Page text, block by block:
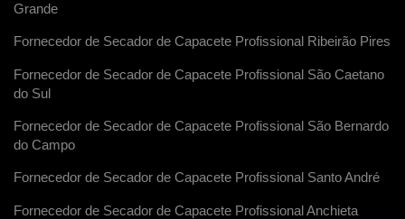
Grande
Fornecedor de Secador de Capacete Profissional Ribeirão Pires
Fornecedor de Secador de Capacete Profissional São Caetano
do Sul
Fornecedor de Secador de Capacete Profissional São Bernardo
do Campo
Fornecedor de Secador de Capacete Profissional Santo André
Fornecedor de Secador de Capacete Profissional Anchieta